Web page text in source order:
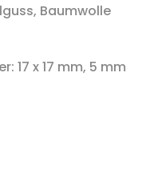
Baumwolle
17 x 17 mm, 5 mm